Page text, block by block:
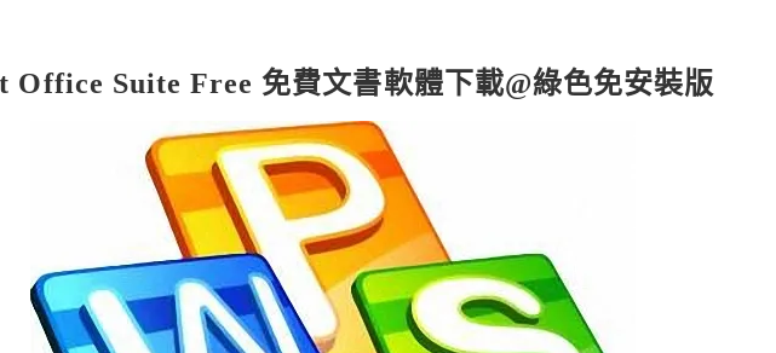
Office Suite Free 免費文書軟體下載@綠色免安裝版